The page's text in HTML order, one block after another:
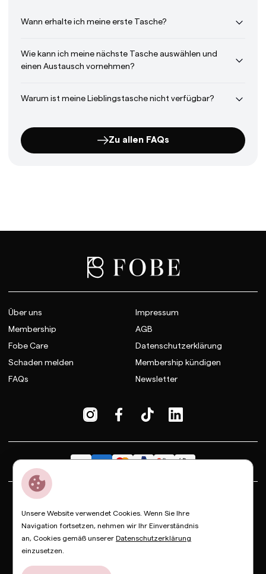
Wann erhalte ich meine erste Tasche?
Wie kann ich meine nächste Tasche auswählen und
einen Austausch vornehmen?
Warum ist meine Lieblingstasche nicht verfügbar?
Zu allen FAQs
Über uns
Membership
Fobe Care
Schaden melden
FAQs
Impressum
AGB
Datenschutzerklärung
Membership kündigen
Newsletter
Dior
Saint Laurent
Prada Balenciaga Loewe
© Copyright FOBE, 2026
Unsere Website verwendet Cookies. Wenn Sie Ihre
Navigation fortsetzen, nehmen wir Ihr Einverständnis
an, Cookies gemäß unserer Datenschutzerklärung
einzusetzen.